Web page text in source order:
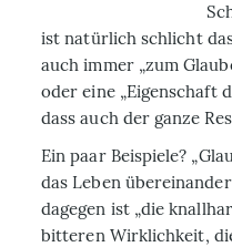
ist natürlich schlicht das
auch immer „zum
oder eine „Eigenschaft
dass auch der ganze
Ein paar Beispiele?
das Leben
dagegen ist „die
bitteren Wirklichkeit, die